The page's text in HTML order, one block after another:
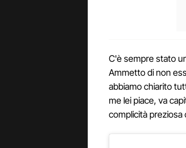
C'è sempre stato
Ammetto di non
abbiamo chiarito
me lei piace, va
complicità preziosa